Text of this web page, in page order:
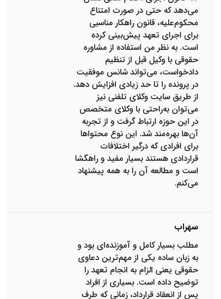
می‌دهد که حتی در صورت امتناع
محکوم‌علیه، قانون راهکار مناسبی
برای اجرای تعهد پیش‌بینی کرده
است. به نظر من استفاده از مشاوره
حقوقی با وکیل قبل از تنظیم
دادخواست، می‌تواند شانس موفقیت
در پرونده را تا حد زیادی افزایش دهد.
از طریق سایت وکلای تلفنی نیز
می‌توان به‌راحتی با وکلای متخصص
در این حوزه ارتباط گرفت و از تجربه
آن‌ها بهره‌مند شد. این نوع محتواها
برای افرادی که درگیر اختلافات
قراردادی هستند بسیار مفید و راهگشا
است و مطالعه آن را به همه پیشنهاد
می‌کنم.
سهراب
مطلب بسیار کامل و آموزنده‌ای بود و
به زبان ساده یکی از مهم‌ترین دعاوی
حقوقی یعنی الزام به انجام تعهد را
توضیح داده است. بسیاری از افراد
پس از انعقاد قرارداد، زمانی که طرف